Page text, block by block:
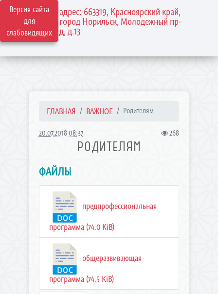
Версия сайта
для
слабовидящих
адрес: 663319, Красноярский край,
город Норильск, Молодежный пр-
д, д.13
ГЛАВНАЯ ВАЖНОЕ Родителям
20.07.2018 08:37 268
РОДИТЕЛЯМ
ФАЙЛЫ
предпрофессиональная
программа (74.0 KiB)
общеразвивающая
программа (74.5 KiB)